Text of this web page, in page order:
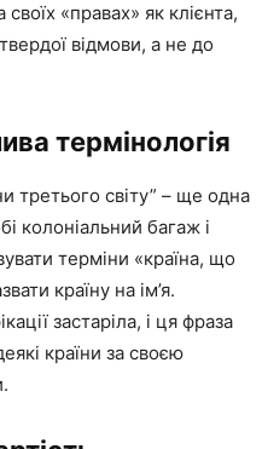
«правах» як клієнта,
відмови, а не до
термінологія
третього світу” – ще одна
колоніальний багаж і
терміни «країна, що
країну на ім’я.
застаріла, і ця фраза
країни за своєю